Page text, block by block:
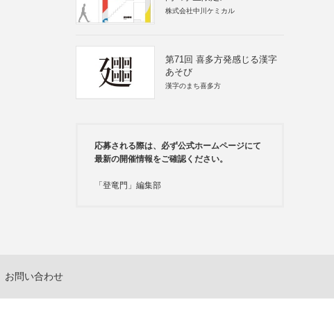
株式会社中川ケミカル
第71回 喜多方発感じる漢字
あそび
漢字のまち喜多方
応募される際は、必ず公式ホームページにて
最新の開催情報をご確認ください。
「登竜門」編集部
お問い合わせ